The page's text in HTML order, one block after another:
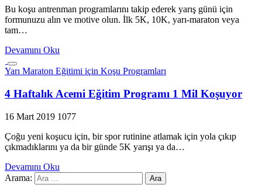
Bu koşu antrenman programlarını takip ederek yarış günü için
formunuzu alın ve motive olun. İlk 5K, 10K, yarı-maraton veya
tam…
Devamını Oku
Yarı Maraton Eğitimi için Koşu Programları
4 Haftalık Acemi Eğitim Programı 1 Mil Koşuyor
16 Mart 2019 1077
Çoğu yeni koşucu için, bir spor rutinine atlamak için yola çıkıp
çıkmadıklarını ya da bir günde 5K yarışı ya da…
Devamını Oku
Arama: